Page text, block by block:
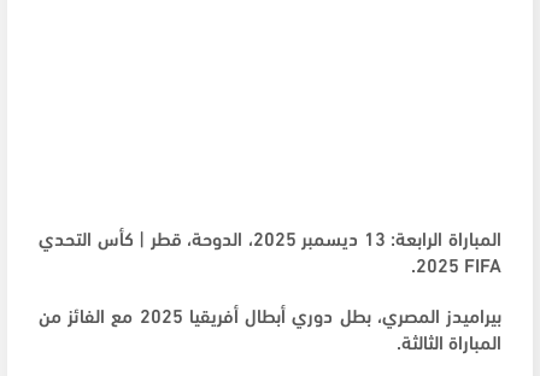
المباراة الرابعة: 13 ديسمبر 2025، الدوحة، قطر | كأس التحدي
FIFA
2025.
بيراميدز المصري، بطل دوري أبطال أفريقيا 2025 مع الفائز من
المباراة الثالثة.